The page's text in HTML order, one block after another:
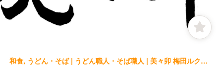
和食, うどん・そば | うどん職人・そば職人 | 美々卯 梅田ルクア店